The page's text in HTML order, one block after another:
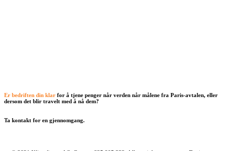
Er bedriften din klar for å tjene penger når verden når målene fra Paris-avtalen, eller
dersom det blir travelt med å nå dem?
Ta kontakt for en gjennomgang.